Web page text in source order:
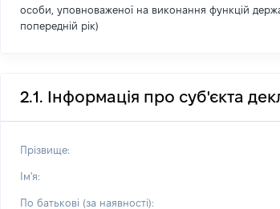
особи, уповноваженої на виконання функцій
попередній рік)
2.1. Інформація про суб'єкта
Прізвище:
Ім'я:
По батькові (за наявності):